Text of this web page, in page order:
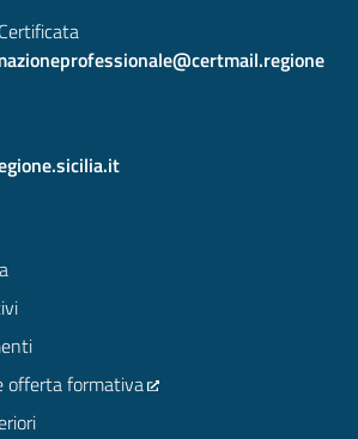
offerta formativa